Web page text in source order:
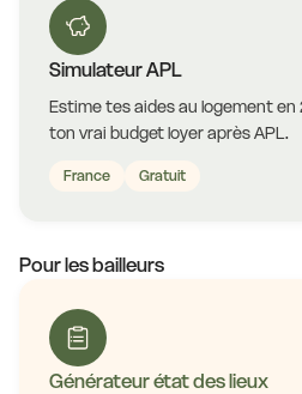
Simulateur APL
Estime tes aides au logement
ton vrai budget loyer après APL.
France Gratuit
Pour les bailleurs
Générateur état des lieux